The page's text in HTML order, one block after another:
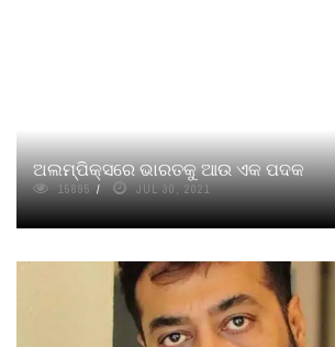
ଅଲମ୍ପିକ୍ସରେ ଭାରତକୁ ଆଉ ଏକ ପଦକ
15895 JUL 30, 2021